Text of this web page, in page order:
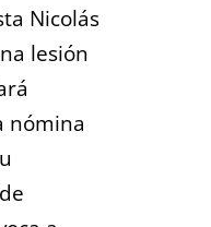
Nicolás
lesión
nómina